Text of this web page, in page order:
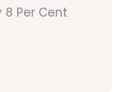
8 Per Cent